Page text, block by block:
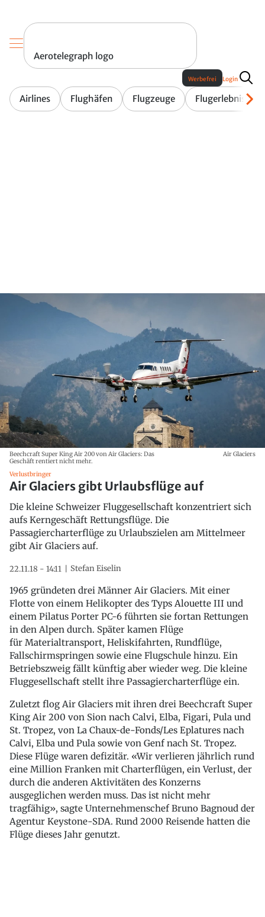
Aerotelegraph logo
Airlines Flughäfen Flugzeuge Flugerlebnis
Werbefrei Login
Beechcraft Super King Air 200 von Air Glaciers: Das
Geschäft rentiert nicht mehr.
Air Glaciers
Verlustbringer
Air Glaciers gibt Urlaubsflüge auf
Die kleine Schweizer Fluggesellschaft konzentriert sich
aufs Kerngeschäft Rettungsflüge. Die
Passagiercharterflüge zu Urlaubszielen am Mittelmeer
gibt Air Glaciers auf.
22.11.18 - 14:11 Stefan Eiselin
1965 gründeten drei Männer Air Glaciers. Mit einer
Flotte von einem Helikopter des Typs Alouette III und
einem Pilatus Porter PC-6 führten sie fortan Rettungen
in den Alpen durch. Später kamen Flüge
für Materialtransport, Heliskifahrten, Rundflüge,
Fallschirmspringen sowie eine Flugschule hinzu. Ein
Betriebszweig fällt künftig aber wieder weg. Die kleine
Fluggesellschaft stellt ihre Passagiercharterflüge ein.
Zuletzt flog Air Glaciers mit ihren drei Beechcraft Super
King Air 200 von Sion nach Calvi, Elba, Figari, Pula und
St. Tropez, von La Chaux-de-Fonds/Les Eplatures nach
Calvi, Elba und Pula sowie von Genf nach St. Tropez.
Diese Flüge waren defizitär. «Wir verlieren jährlich rund
eine Million Franken mit Charterflügen, ein Verlust, der
durch die anderen Aktivitäten des Konzerns
ausgeglichen werden muss. Das ist nicht mehr
tragfähig», sagte Unternehmenschef Bruno Bagnoud der
Agentur Keystone-SDA. Rund 2000 Reisende hatten die
Flüge dieses Jahr genutzt.